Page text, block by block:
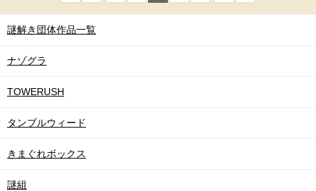
謎解き団体作品一覧
ナゾグラ
TOWERUSH
タンブルウィード
きまぐれボックス
謎組